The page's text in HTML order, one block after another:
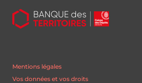
Mentions légales
Vos données et vos droits